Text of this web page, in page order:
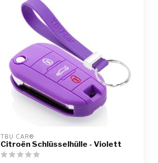
TBU CAR®
Citroën Schlüsselhülle - Violett